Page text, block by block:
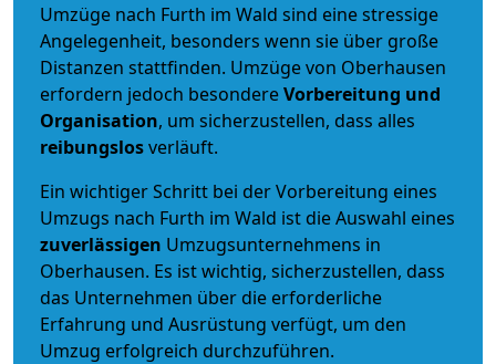
Umzüge nach Furth im Wald sind eine stressige
Angelegenheit, besonders wenn sie über große
Distanzen stattfinden. Umzüge von Oberhausen
erfordern jedoch besondereVorbereitung und
Organisation, um sicherzustellen, dass alles
reibungslosverläuft.
Ein wichtiger Schritt bei der Vorbereitung eines
Umzugs nach Furth im Wald ist die Auswahl eines
zuverlässigen Umzugsunternehmens in
Oberhausen. Es ist wichtig, sicherzustellen, dass
das Unternehmen über die erforderliche
Erfahrung und Ausrüstung verfügt, um den
Umzug erfolgreich durchzuführen.